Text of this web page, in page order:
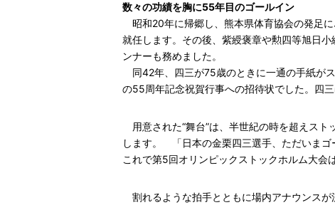
数々の功績を胸に55年目のゴールイン
昭和20年に帰郷し、熊本県体育協会の発足
就任します。その後、紫綬褒章や勲四等旭日
ンナーも務めました。
同42年、四三が75歳のときに一通の手紙が
の55周年記念祝賀行事への招待状でした。四
用意された“舞台”は、半世紀の時を超えス
します。 「日本の金栗四三選手、ただいま
これで第5回オリンピックストックホルム大会
割れるような拍手とともに場内アナウンスが